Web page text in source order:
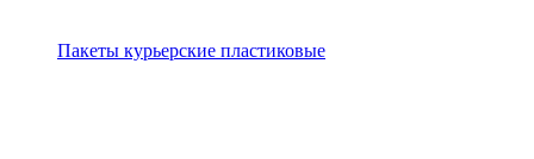
Пакеты курьерские пластиковые